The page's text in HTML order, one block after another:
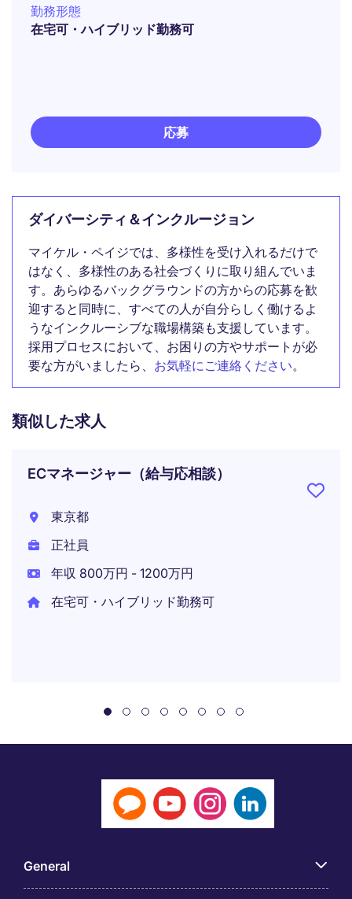
勤務形態
在宅可・ハイブリッド勤務可
応募
ダイバーシティ＆インクルージョン
マイケル・ペイジでは、多様性を受け入れるだけで
はなく、多様性のある社会づくりに取り組んでいま
す。あらゆるバックグラウンドの方からの応募を歓
迎すると同時に、すべての人が自分らしく働けるよ
うなインクルーシブな職場構築も支援しています。
採用プロセスにおいて、お困りの方やサポートが必
要な方がいましたら、 お気軽にご連絡ください。
類似した求人
ECマネージャー（給与応相談）
東京都
正社員
年収 800万円 - 1200万円
在宅可・ハイブリッド勤務可
General